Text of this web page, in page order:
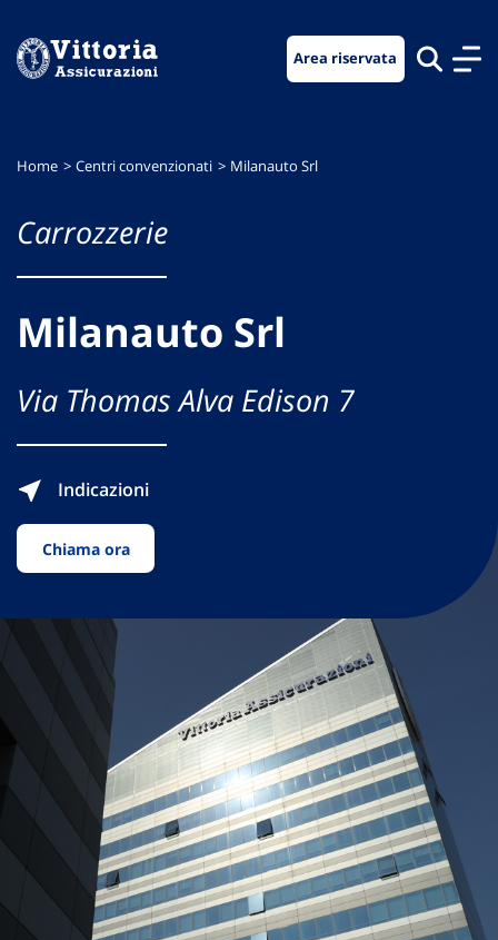
menu
contenuto
footer
Area riservata
Home Centri convenzionati Milanauto Srl
Carrozzerie
Milanauto Srl
Via Thomas Alva Edison 7
Indicazioni
Chiama ora